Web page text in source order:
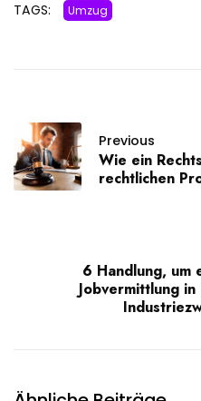
TAGS: Umzug
Previous
Wie ein
rechtlichen
6 Handlung, um
Jobvermittlung